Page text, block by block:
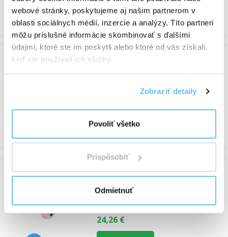
webové stránky, poskytujeme aj našim partnerom v
oblasti sociálnych médií, inzercie a analýzy. Títo partneri
môžu príslušné informácie skombinovať s ďalšími
údajmi, ktoré ste im poskytli alebo ktoré od vás získali,
keď ste používali ich služby.
Zobraziť detaily
Povoliť všetko
Prispôsobiť
Odmietnuť
Prezrieť
Sada tampónov Luxurious
Nedostupné
31,65 €
Prezrieť
Sada Tamponů Basic
Tampóny a žinky
Nedostupné
24,26 €